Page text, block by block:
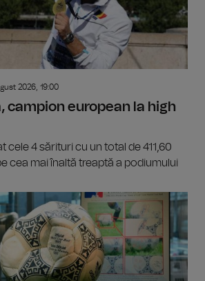
2026, 19:00
campion european la high
cele 4 sărituri cu un total de 411,60
cea mai înaltă treaptă a podiumului